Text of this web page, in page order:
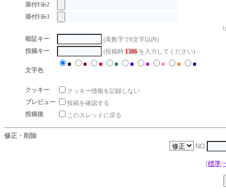
添付File2
添付File3
暗証キー
(英数字で8文字以内)
投稿キー
(投稿時 1386 を入力してください)
文字色
■ ■ ■ ■ ■ ■ ■ ■ ■
クッキー
クッキー情報を記録しない
プレビュー
投稿を確認する
投稿後
このスレッドに戻る
修正・削除
NO:
[標準/